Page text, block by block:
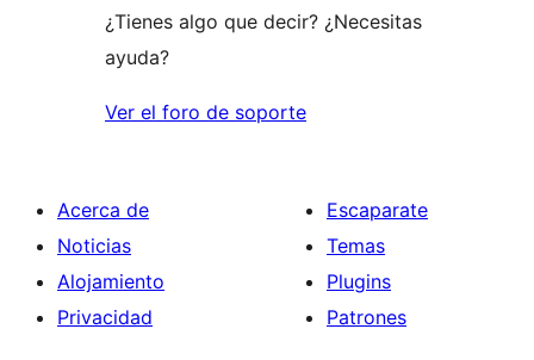
¿Tienes algo que decir? ¿Necesitas
ayuda?
Ver el foro de soporte
Acerca de
Noticias
Alojamiento
Privacidad
Escaparate
Temas
Plugins
Patrones